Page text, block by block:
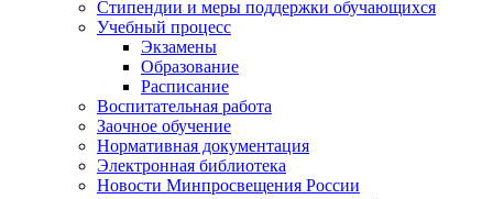
Стипендии и меры поддержки обучающихся
Учебный процесс
Экзамены
Образование
Расписание
Воспитательная работа
Заочное обучение
Нормативная документация
Электронная библиотека
Новости Минпросвещения России